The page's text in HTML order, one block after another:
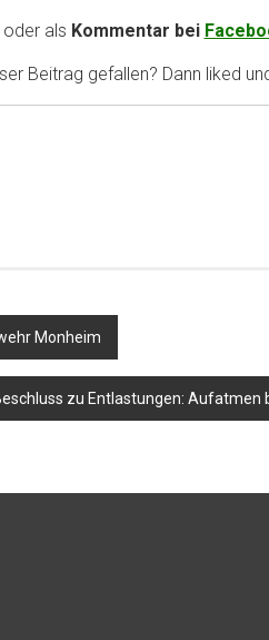
oder als Kommentar bei
Beitrag gefallen? Dann liked
Monheim
zu Entlastungen: Aufatmen